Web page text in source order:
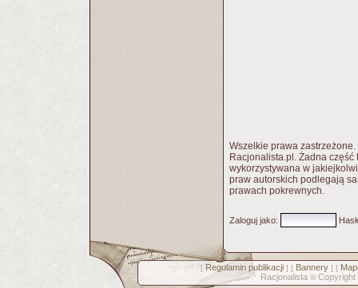
Wszelkie prawa
Racjonalista.pl. Żadna
wykorzystywana w
praw autorskich podlegają
prawach pokrewnych.
Zaloguj jako:
[ Regulamin publikacji] [ Bannery] [
Racjonalista © Copyright